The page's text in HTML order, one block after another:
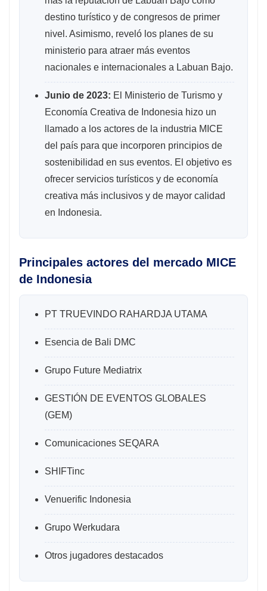
destino turístico y de congresos de primer
nivel. Asimismo, reveló los planes de su
ministerio para atraer más eventos
nacionales e internacionales a Labuan Bajo.
Junio ​​de 2023: El Ministerio de Turismo y
Economía Creativa de Indonesia hizo un
llamado a los actores de la industria MICE
del país para que incorporen principios de
sostenibilidad en sus eventos. El objetivo es
ofrecer servicios turísticos y de economía
creativa más inclusivos y de mayor calidad
en Indonesia.
Principales actores del mercado MICE
de Indonesia
PT TRUEVINDO RAHARDJA UTAMA
Esencia de Bali DMC
Grupo Future Mediatrix
GESTIÓN DE EVENTOS GLOBALES
(GEM)
Comunicaciones SEQARA
SHIFTinc
Venuerific Indonesia
Grupo Werkudara
Otros jugadores destacados